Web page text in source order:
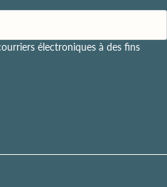
électroniques à des fins